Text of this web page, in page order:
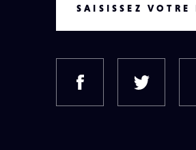
SAISISSEZ VOTRE
FACEBOOK